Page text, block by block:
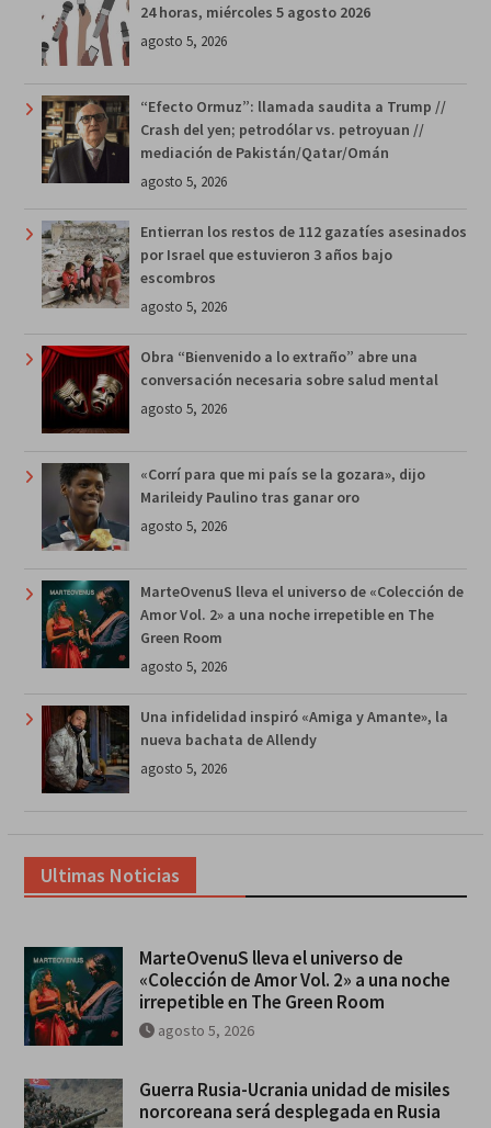
24 horas, miércoles 5 agosto 2026
agosto 5, 2026
“Efecto Ormuz”: llamada saudita a Trump //
Crash del yen; petrodólar vs. petroyuan //
mediación de Pakistán/Qatar/Omán
agosto 5, 2026
Entierran los restos de 112 gazatíes asesinados
por Israel que estuvieron 3 años bajo
escombros
agosto 5, 2026
Obra “Bienvenido a lo extraño” abre una
conversación necesaria sobre salud mental
agosto 5, 2026
«Corrí para que mi país se la gozara», dijo
Marileidy Paulino tras ganar oro
agosto 5, 2026
MarteOvenuS lleva el universo de «Colección de
Amor Vol. 2» a una noche irrepetible en The
Green Room
agosto 5, 2026
Una infidelidad inspiró «Amiga y Amante», la
nueva bachata de Allendy
agosto 5, 2026
Ultimas Noticias
MarteOvenuS lleva el universo de
«Colección de Amor Vol. 2» a una noche
irrepetible en The Green Room
agosto 5, 2026
Guerra Rusia-Ucrania unidad de misiles
norcoreana será desplegada en Rusia